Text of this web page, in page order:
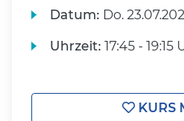
Datum: Do.
Uhrzeit: 17:45 - 19:15
KURS